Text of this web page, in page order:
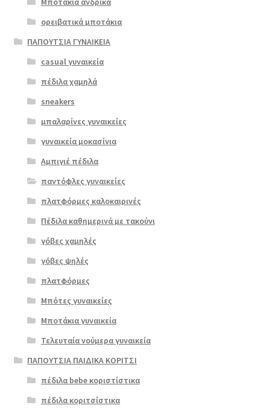
€52.00.
Επιλο
προϊόντος
ορειβατικά μποτάκια
ΠΑΠΟΥΤΣΙΑ ΓΥΝΑΙΚΕΙΑ
casual γυναικεία
πέδιλα χαμηλά
sneakers
μπαλαρίνες γυναικείες
γυναικεία μοκασίνια
Αμπιγιέ πέδιλα
παντόφλες γυναικείες
πλατφόρμες καλοκαιρινές
Πέδιλα καθημερινά με τακούνι
γόβες χαμηλές
γόβες ψηλές
πλατφόρμες
Μπότες γυναικείες
Μποτάκια γυναικεία
Τελευταία νούμερα γυναικεία
ΠΑΠΟΥΤΣΙΑ ΠΑΙΔΙΚΑ ΚΟΡΙΤΣΙ
πέδιλα bebe κοριστίστικα
πέδιλα κοριτσίστικα